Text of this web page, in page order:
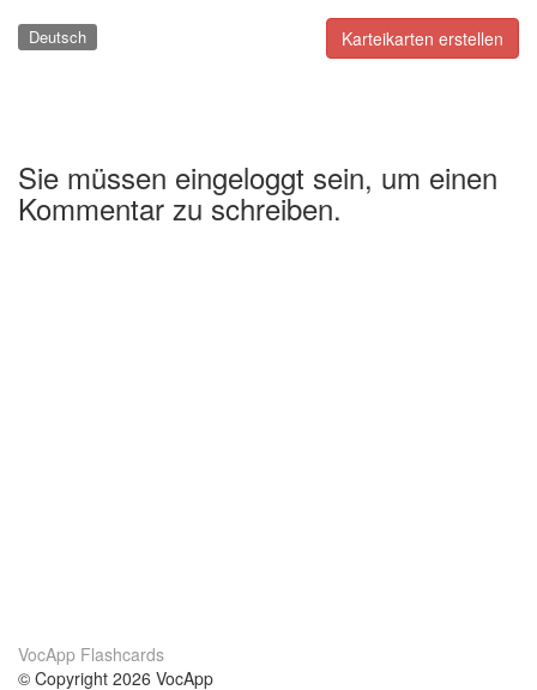
Karteikarten erstellen
Deutsch
Sie müssen eingeloggt sein, um einen
Kommentar zu schreiben.
VocApp Flashcards
© Copyright 2026 VocApp